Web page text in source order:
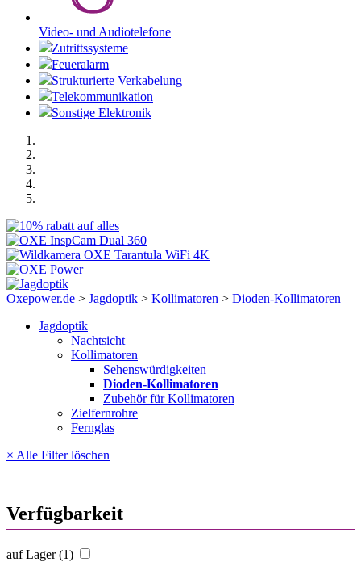
Video- und Audiotelefone
Zutrittssysteme
Feueralarm
Strukturierte Verkabelung
Telekommunikation
Sonstige Elektronik
Oxepower.de > Jagdoptik > Kollimatoren > Dioden-Kollimatoren
Jagdoptik
Nachtsicht
Kollimatoren
Sehenswürdigkeiten
Dioden-Kollimatoren
Zubehör für Kollimatoren
Zielfernrohre
Fernglas
× Alle Filter löschen
Verfügbarkeit
auf Lager (1)